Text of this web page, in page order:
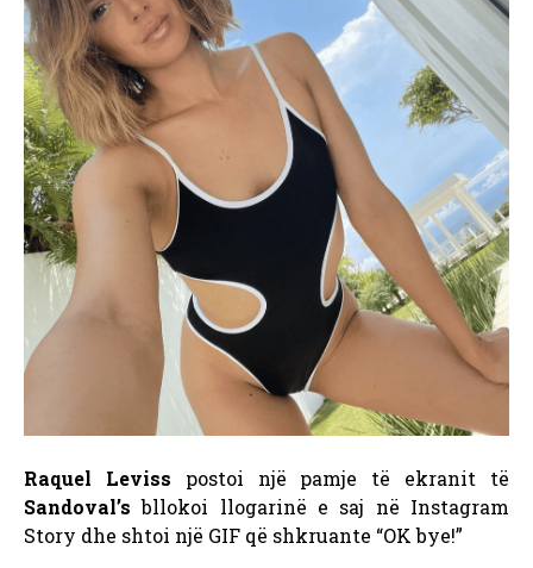
Raquel Leviss postoi një pamje të ekranit të
Sandoval’s bllokoi llogarinë e saj në Instagram
Story dhe shtoi një GIF që shkruante “OK bye!”